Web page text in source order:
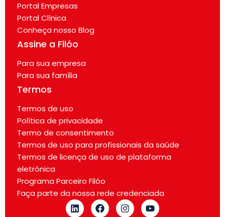
Portal Empresas
Portal Clínica
Conheça nosso Blog
Assine a Filóo
Para sua empresa
Para sua família
Termos
Termos de uso
Política de privacidade
Termo de consentimento
Termos de uso para profissionais da saúde
Termos de licença de uso de plataforma
eletrônica
Programa Parceiro Filóo
Faça parte da nossa rede credenciada